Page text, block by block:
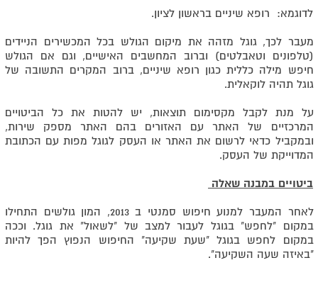
לדוגמא: רופא שיניים בראשון לציון.
מעבר לכך, גוגל מזהה את מיקום הגולש בכל המכשירים הניידים
(טלפונים וטאבלטים) וברוב המחשבים האישיים, וגם אם הגולש
חיפש מילה כללית כגון רופא שיניים, ברוב המקרים התשובה של
גוגל תהיה לוקאלית.
על מנת לקבל מקסימום תוצאות, יש להטות את כל הביטויים
המרכזיים של האתר עם האזורים בהם האתר מספק שירות,
ובמקביל כדאי לרשום את האתר או העסק לגוגל מפות עם הכתובת
המדוייקת של העסק.
ביטויים במבנה שאלה
לאחר המעבר למנוע חיפוש סמנטי ב 2013, המון גולשים התחילו
במקום "לחפש" בגוגל לעבור למצב של "לשאול" את גוגל. וככה
במקום לחפש בגוגל "שעת שקיעה" החיפוש הנפוץ הפך להיות
"באיזה שעה השקיעה".